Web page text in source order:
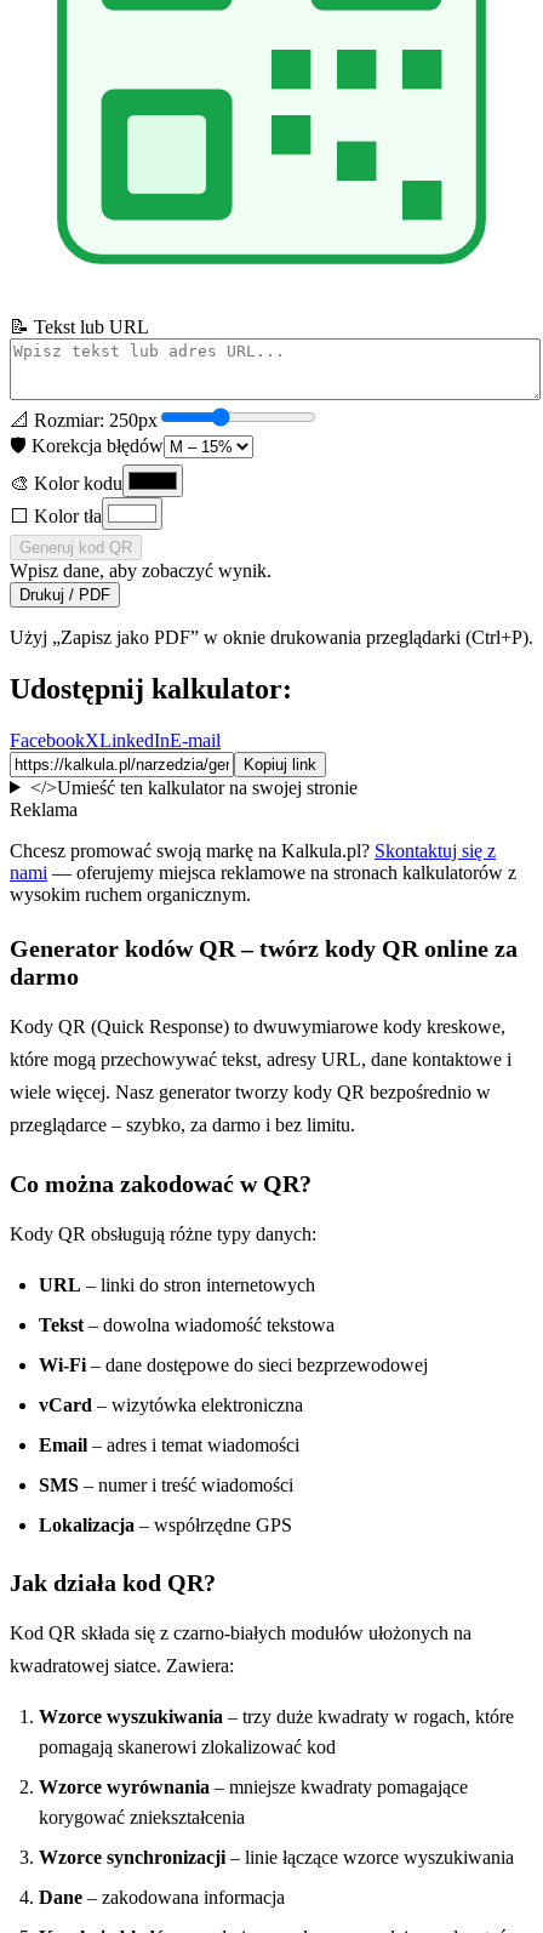
📝 Tekst lub URL
📐 Rozmiar: 250px
🛡️ Korekcja błędów
🎨 Kolor kodu
⬜ Kolor tła
Generuj kod QR
Wpisz dane, aby zobaczyć wynik.
Drukuj / PDF
Użyj „Zapisz jako PDF” w oknie drukowania przeglądarki (Ctrl+P).
Udostępnij kalkulator:
FacebookXLinkedInE-mail
Kopiuj link
</>Umieść ten kalkulator na swojej stronie
Reklama
Chcesz promować swoją markę na Kalkula.pl? Skontaktuj się z
nami — oferujemy miejsca reklamowe na stronach kalkulatorów z
wysokim ruchem organicznym.
Generator kodów QR – twórz kody QR online za
darmo
Kody QR (Quick Response) to dwuwymiarowe kody kreskowe,
które mogą przechowywać tekst, adresy URL, dane kontaktowe i
wiele więcej. Nasz generator tworzy kody QR bezpośrednio w
przeglądarce – szybko, za darmo i bez limitu.
Co można zakodować w QR?
Kody QR obsługują różne typy danych:
URL – linki do stron internetowych
Tekst – dowolna wiadomość tekstowa
Wi-Fi – dane dostępowe do sieci bezprzewodowej
vCard – wizytówka elektroniczna
Email – adres i temat wiadomości
SMS – numer i treść wiadomości
Lokalizacja – współrzędne GPS
Jak działa kod QR?
Kod QR składa się z czarno-białych modułów ułożonych na
kwadratowej siatce. Zawiera:
Wzorce wyszukiwania – trzy duże kwadraty w rogach, które
pomagają skanerowi zlokalizować kod
Wzorce wyrównania – mniejsze kwadraty pomagające
korygować zniekształcenia
Wzorce synchronizacji – linie łączące wzorce wyszukiwania
Dane – zakodowana informacja